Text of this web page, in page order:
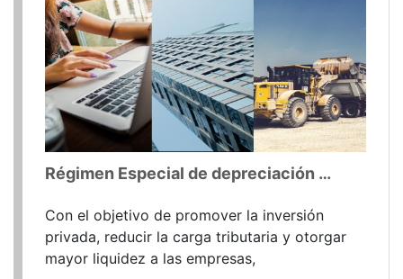
Régimen Especial de depreciación y modificación de plazos de depreciación
Con el objetivo de promover la inversión
privada, reducir la carga tributaria y otorgar
mayor liquidez a las empresas,